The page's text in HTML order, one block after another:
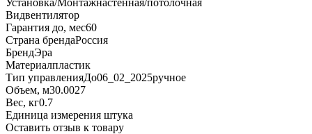
Видвентилятор
Гарантия до, мес60
Страна брендаРоссия
БрендЭра
Материалпластик
Тип управленияДо06_02_2025ручное
Объем, м30.0027
Вес, кг0.7
Единица измерения штука
Оставить отзыв к товару